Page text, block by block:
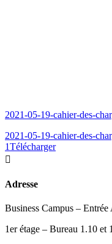
2021-05-19-cahier-des-
2021-05-19-cahier-des-
1Télécharger

Adresse
Business Campus – Entrée
1er étage – Bureau 1.10 et